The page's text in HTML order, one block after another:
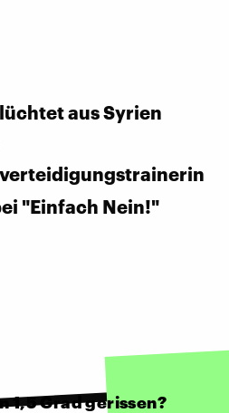
aus Syrien
"Einfach Nein!"
1,5 Grad gerissen?